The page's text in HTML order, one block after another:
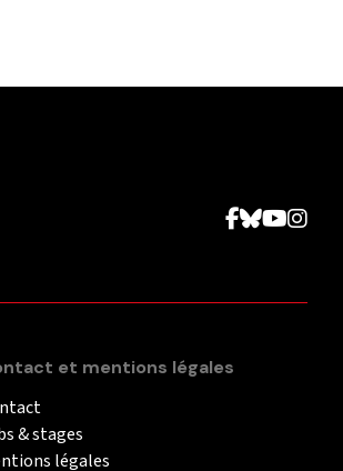
et mentions légales
& stages
légales